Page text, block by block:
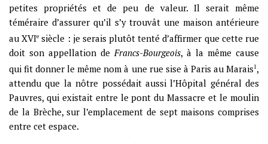
petites propriétés et de peu de valeur. Il serait même
téméraire d’assurer qu’il s’y trouvât une maison antérieure
au XVIe siècle : je serais plutôt tenté d’affirmer que cette rue
doit son appellation de Francs-Bourgeois, à la même cause
qui fit donner le même nom à une rue sise à Paris au Marais1,
attendu que la nôtre possédait aussi l’Hôpital général des
Pauvres, qui existait entre le pont du Massacre et le moulin
de la Brèche, sur l’emplacement de sept maisons comprises
entre cet espace.